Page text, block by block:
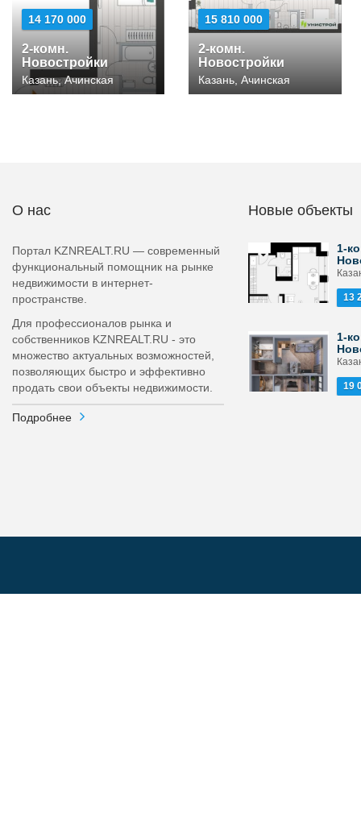
14 170 000
2-комн.
Новостройки
Казань, Ачинская
15 810 000
2-комн.
Новостройки
Казань, Ачинская
О нас
Портал KZNREALT.RU — современный
функциональный помощник на рынке
недвижимости в интернет-
пространстве.
Для профессионалов рынка и
собственников KZNREALT.RU - это
множество актуальных возможностей,
позволяющих быстро и эффективно
продать свои объекты недвижимости.
Подробнее
Новые объекты
1-
13
1-
19